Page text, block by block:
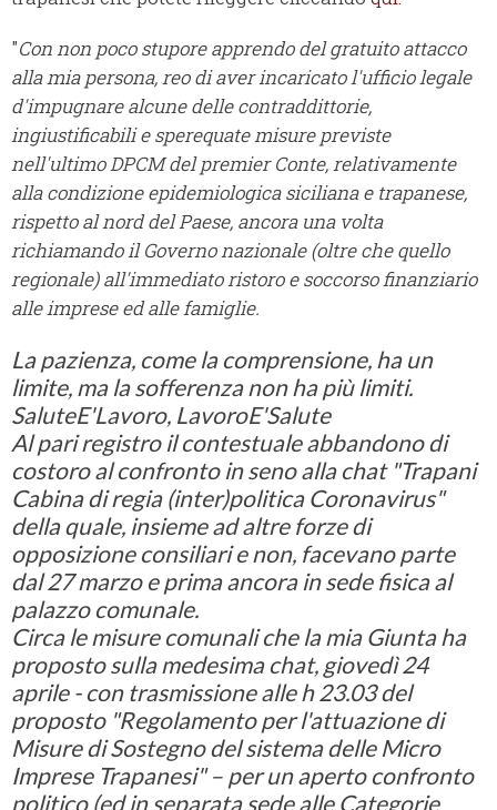
"Con non poco stupore apprendo del gratuito attacco
alla mia persona, reo di aver incaricato l'ufficio legale
d'impugnare alcune delle contraddittorie,
ingiustificabili e sperequate misure previste
nell'ultimo DPCM del premier Conte, relativamente
alla condizione epidemiologica siciliana e trapanese,
rispetto al nord del Paese, ancora una volta
richiamando il Governo nazionale (oltre che quello
regionale) all'immediato ristoro e soccorso finanziario
alle imprese ed alle famiglie.
La pazienza, come la comprensione, ha un
limite, ma la sofferenza non ha più limiti.
SaluteE'Lavoro, LavoroE'Salute
Al pari registro il contestuale abbandono di
costoro al confronto in seno alla chat "Trapani
Cabina di regia (inter)politica Coronavirus"
della quale, insieme ad altre forze di
opposizione consiliari e non, facevano parte
dal 27 marzo e prima ancora in sede fisica al
palazzo comunale.
Circa le misure comunali che la mia Giunta ha
proposto sulla medesima chat, giovedì 24
aprile - con trasmissione alle h 23.03 del
proposto "Regolamento per l'attuazione di
Misure di Sostegno del sistema delle Micro
Imprese Trapanesi" – per un aperto confronto
politico (ed in separata sede alle Categorie